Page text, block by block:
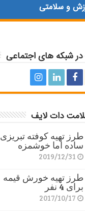
و سلامتی
شبکه های اجتماعی
دات لایف
طرز تهیه کوفته تبریزی
ساده اما خوشمزه
2019/12/31
طرز تهیه خورش قیمه
برای 4 نفر
2017/10/17